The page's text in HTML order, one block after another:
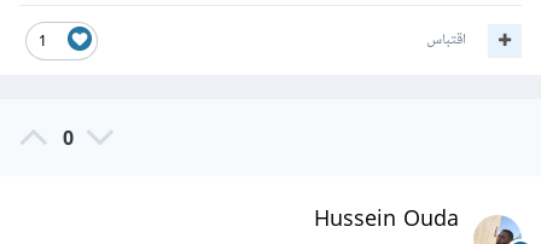
!==
return
}
1 اقتباس
0
Hussein Ouda